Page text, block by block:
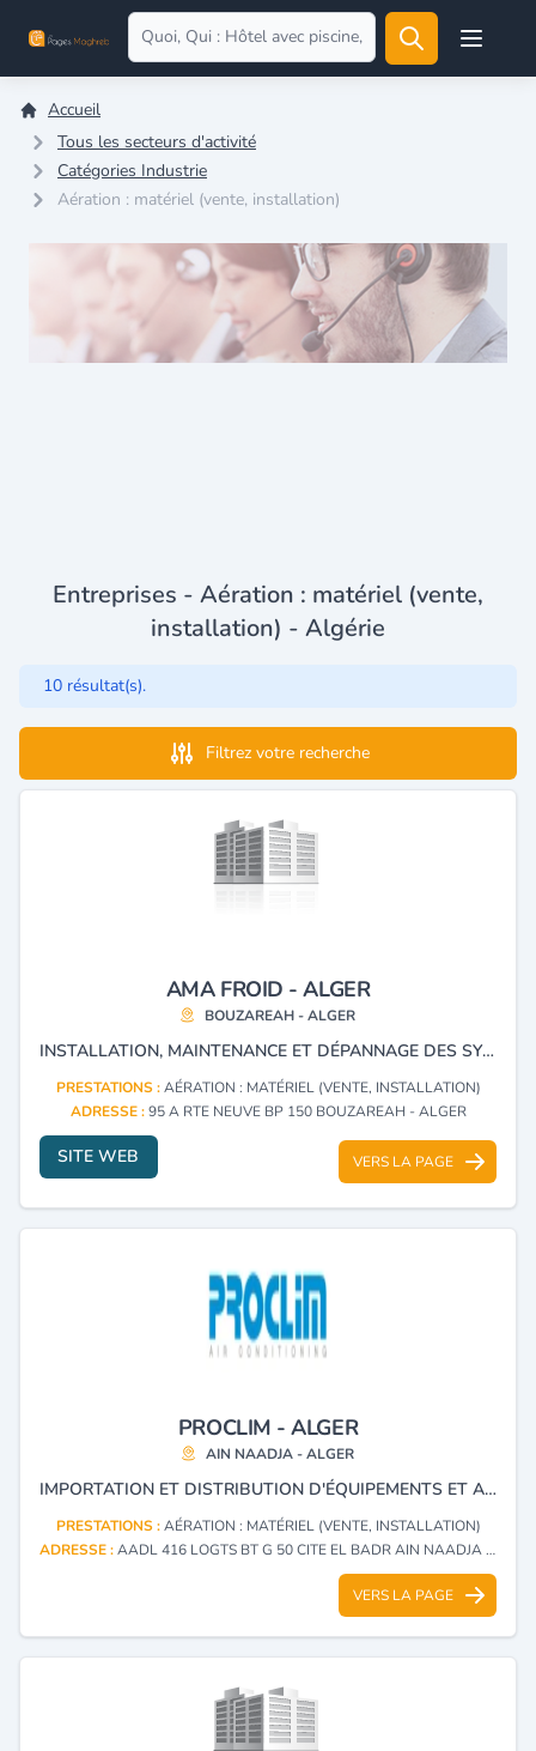
Open
Accueil
Tous les secteurs d'activité
Catégories Industrie
Aération : matériel (vente, installation)
Entreprises - Aération : matériel (vente,
installation) - Algérie
10 résultat(s).
Filtrez votre recherche
AMA FROID - ALGER
BOUZAREAH - ALGER
INSTALLATION, MAINTENANCE ET DÉPANNAGE DES SYSTÈMES DE CLIMATISATION, RÉFRIGÉRATION ET VENTILATION POUR LES PROFESSIONNELS ET PARTICULIERS.
PRESTATIONS :AÉRATION : MATÉRIEL (VENTE, INSTALLATION)
ADRESSE :95 A RTE NEUVE BP 150 BOUZAREAH - ALGER
SITE WEB VERS LA PAGE
PROCLIM - ALGER
AIN NAADJA - ALGER
IMPORTATION ET DISTRIBUTION D'ÉQUIPEMENTS ET ACCESSOIRES DE CLIMATISATION ET VENTILATION.
PRESTATIONS :AÉRATION : MATÉRIEL (VENTE, INSTALLATION)
ADRESSE :AADL 416 LOGTS BT G 50 CITE EL BADR AIN NAADJA - ALGER
VERS LA PAGE